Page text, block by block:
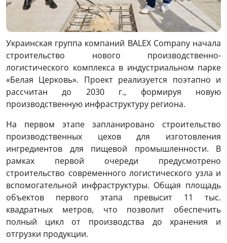
Украинская группа компаний BALEX Company начала
строительство нового производственно-
логистического комплекса в индустриальном парке
«Белая Церковь». Проект реализуется поэтапно и
рассчитан до 2030 г., формируя новую
производственную инфраструктуру региона.
На первом этапе запланировано строительство
производственных цехов для изготовления
ингредиентов для пищевой промышленности. В
рамках первой очереди предусмотрено
строительство современного логистического узла и
вспомогательной инфраструктуры. Общая площадь
объектов первого этапа превысит 11 тыс.
квадратных метров, что позволит обеспечить
полный цикл от производства до хранения и
отгрузки продукции.